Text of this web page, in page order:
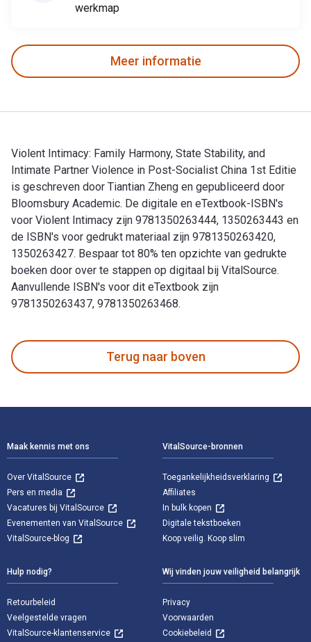
werkmap
Meer informatie
Violent Intimacy: Family Harmony, State Stability, and
Intimate Partner Violence in Post-Socialist China 1st Editie
is geschreven door Tiantian Zheng en gepubliceerd door
Bloomsbury Academic. De digitale en eTextbook-ISBN's
voor Violent Intimacy zijn 9781350263444, 1350263443 en
de ISBN's voor gedrukt materiaal zijn 9781350263420,
1350263427. Bespaar tot 80% ten opzichte van gedrukte
boeken door over te stappen op digitaal bij VitalSource.
Aanvullende ISBN's voor dit eTextbook zijn
9781350263437, 9781350263468.
Terug naar boven
Maak kennis met ons
Over VitalSource
Pers en media
Vacatures bij VitalSource
Evenementen van VitalSource
VitalSource-blog
VitalSource-bronnen
Toegankelijkheidsverklaring
Affiliates
In bulk kopen
Digitale tekstboeken
Koop veilig. Koop slim
Hulp nodig?
Retourbeleid
Veelgestelde vragen
VitalSource-klantenservice
Wij vinden jouw veiligheid belangrijk
Privacy
Voorwaarden
Cookiebeleid